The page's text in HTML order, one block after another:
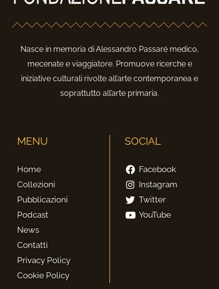
Nasce in memoria di Alessandro Passaré medico,
mecenate e viaggiatore. Promuove ricerche e
iniziative culturali rivolte all’arte contemporanea e
soprattutto all’arte primaria.
MENU
Home
Collezioni
Pubblicazioni
Podcast
News
Contatti
Privacy Policy
Cookie Policy
SOCIAL
Facebook
Instagram
Twitter
YouTube